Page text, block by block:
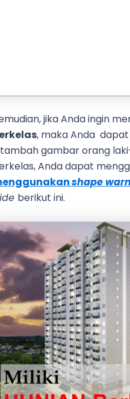
jika Anda ingin
, maka Anda
gambar orang
Anda dapat
shape
berikut ini.